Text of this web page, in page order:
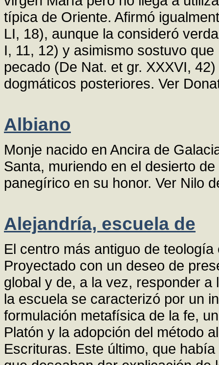
típica de Oriente. Afirmó
LI, 18), aunque la consideró
I, 11, 12) y asimismo sostuvo
pecado (De Nat. et gr. XXXVI,
dogmáticos posteriores. Ver
Albiano
Monje nacido en Ancira de
Santa, muriendo en el desierto
panegírico en su honor. Ver Nilo
Alejandría, escuela de
El centro más antiguo de
Proyectado con un deseo de
global y de, a la vez, responder
la escuela se caracterizó por un
formulación metafísica de la fe,
Platón y la adopción del método
Escrituras. Este último, que